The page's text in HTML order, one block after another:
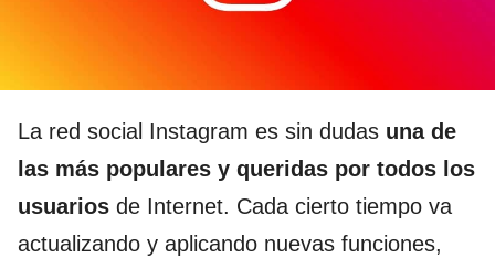
La red social Instagram es sin dudas una de
las más populares y queridas por todos los
usuarios de Internet. Cada cierto tiempo va
actualizando y aplicando nuevas funciones,